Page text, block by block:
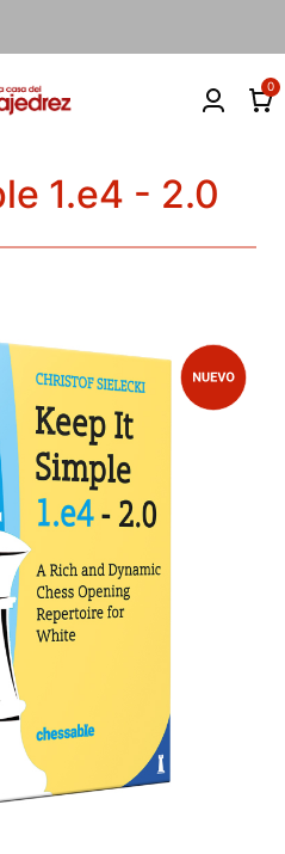
0
1.e4 - 2.0